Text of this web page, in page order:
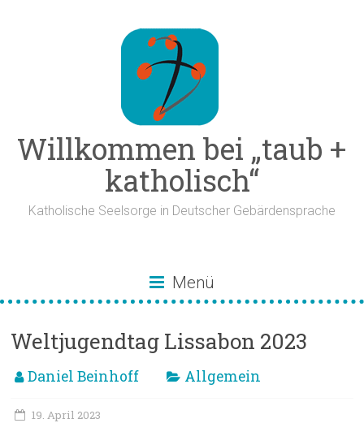
Willkommen bei „taub +
katholisch“
Katholische Seelsorge in Deutscher Gebärdensprache
Menü
Weltjugendtag Lissabon 2023
Daniel Beinhoff Allgemein
19. April 2023